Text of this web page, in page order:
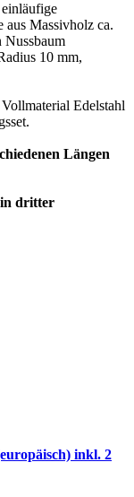
aus Massivholz ca.
Nussbaum
10 mm,
Edelstahl
Längen
dritter
inkl. 2